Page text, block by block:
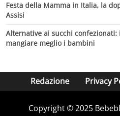
Festa della Mamma in Italia, la
Assisi
Alternative ai succhi
mangiare meglio i bambini
Redazione Privacy
Copyright © 2025